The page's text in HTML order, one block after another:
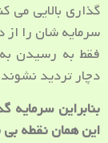
گذاری بالایی می
سرمایه شان را
فقط به رسیدن
دچار تردید
بنابراین سرمایه
این همان نقطه